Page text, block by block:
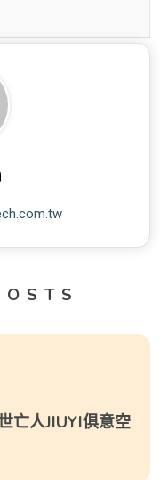
亡人JIUYI俱意空